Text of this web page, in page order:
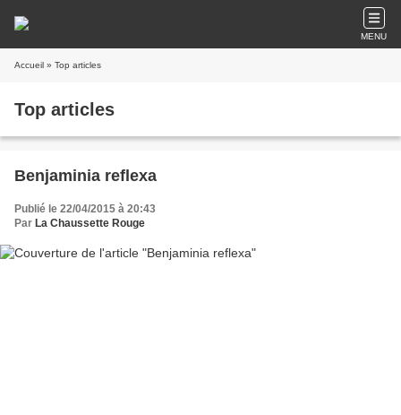
MENU
Accueil » Top articles
Top articles
Benjaminia reflexa
Publié le 22/04/2015 à 20:43
Par La Chaussette Rouge